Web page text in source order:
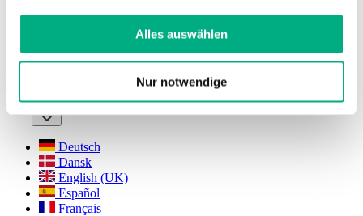
Weitere Informationen finden Sie in
DatenschutzerklärungundImpressum
Alles auswählen
Nur notwendige
Nieuws voor de vakhandel
Zoeken
NL
Deutsch
Dansk
English (UK)
Español
Français